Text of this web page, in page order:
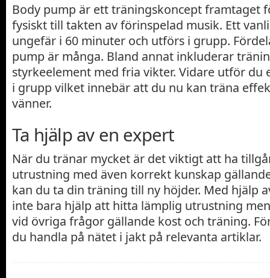
Body pump är ett träningskoncept framtaget
fysiskt till takten av förinspelad musik. Ett
ungefär i 60 minuter och utförs i grupp.
pump är många. Bland annat inkluderar
styrkeelement med fria vikter. Vidare utför du
i grupp vilket innebär att du nu kan träna
vänner.
Ta hjälp av en expert
När du tränar mycket är det viktigt att ha
utrustning med även korrekt kunskap
kan du ta din träning till ny höjder. Med hjälp
inte bara hjälp att hitta lämplig utrustning
vid övriga frågor gällande kost och träning.
du handla på nätet i jakt på relevanta artiklar.